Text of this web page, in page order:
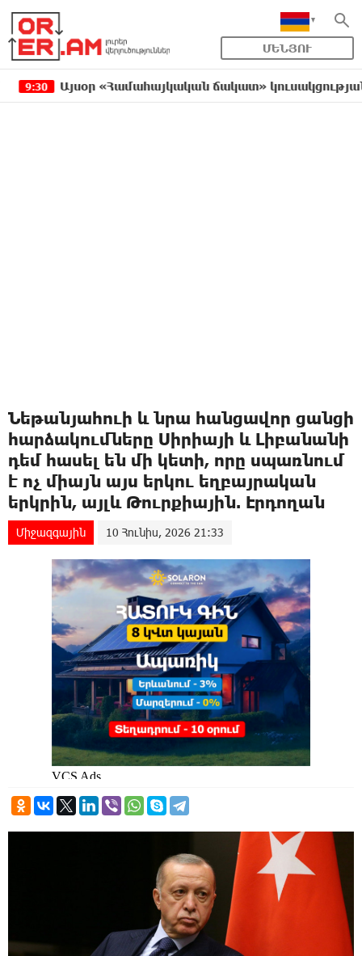
ՄԵՆՅՈՒ
Այսօր «Համահայկական ճակատ» կուսակցության
Նեթանյահուի և նրա hանցավnր ցանցի
hարձակnւմները Սիրիայի և Լիբանանի
դեմ հասել են մի կետի, որը uպառնnւմ
է ոչ միայն այս երկու եղբայրական
երկրին, այլև Թուրքիային. Էրդողան
Միջազգային 10 Հունիս, 2026 21:33